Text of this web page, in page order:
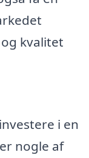
kvalitet
i en
nogle af